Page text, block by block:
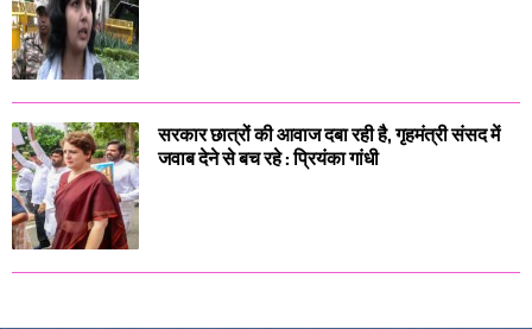
सरकार छात्रों की आवाज दबा रही है, गृहमंत्री संसद में
जवाब देने से बच रहे : प्रियंका गांधी